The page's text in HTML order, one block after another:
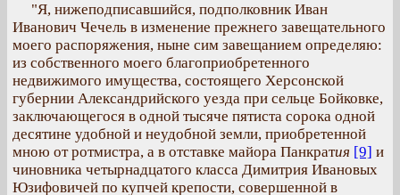
"Я, нижеподписавшийся, подполковник Иван
Иванович Чечель в изменение прежнего завещательного
моего распоряжения, ныне сим завещанием определяю:
из собственного моего благоприобретенного
недвижимого имущества, состоящего Херсонской
губернии Александрийского уезда при сельце Бойковке,
заключающегося в одной тысяче пятиста сорока одной
десятине удобной и неудобной земли, приобретенной
мною от ротмистра, а в отставке майора Панкратия [9] и
чиновника четырнадцатого класса Димитрия Ивановых
Юзифовичей по купчей крепости, совершенной в